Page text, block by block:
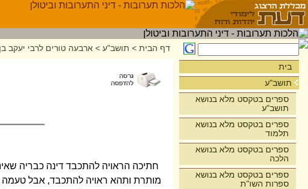
בית
תושב"ע
ספרים בטקסט מלא בנושא
תושב"ע
ספרים בטקסט מלא בנושא
תלמוד
ספרים בטקסט מלא בנושא
הלכה
ספרים בטקסט מלא בנושא
ספרות השו"ת
דף הבית > תושב"ע > ארבעה טורים לרבי יעקב
חתיכה הראויה להתכבד דינה כבריה
מותרת ותהא ראויה להתכבד, אבל